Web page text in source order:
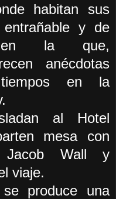
habitan sus
y de
en la que,
anécdotas
en la
al Hotel
mesa con
Jacob Wall y
viaje.
produce una